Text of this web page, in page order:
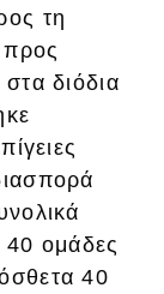
τη
προς
διόδια
40 ομάδες
40